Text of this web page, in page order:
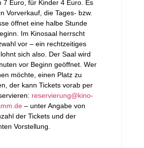
7 Euro, für Kinder 4 Euro. Es
Vorverkauf, die Tages- bzw.
öffnet eine halbe Stunde
Im Kinosaal herrscht
vor – ein rechtzeitiges
sich also. Der Saal wird
vor Beginn geöffnet. Wer
möchte, einen Platz zu
der kann Tickets vorab per
reservierung@kino-
– unter Angabe von
der Tickets und der
Vorstellung.